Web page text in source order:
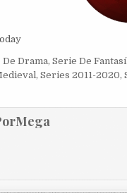
De Drama, Serie De
, Series 2011-2020,